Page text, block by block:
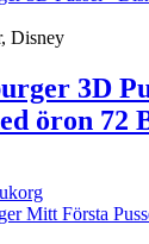
Disney
3D
öron 72